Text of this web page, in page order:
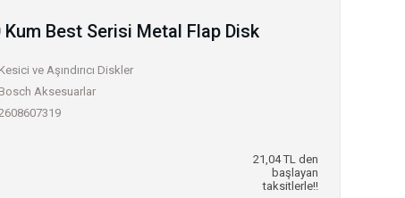
Best Serisi Metal Flap Disk
Kesici ve Aşındırıcı Diskler
Bosch Aksesuarlar
21,04 TL den
başlayan
taksitlerle!!